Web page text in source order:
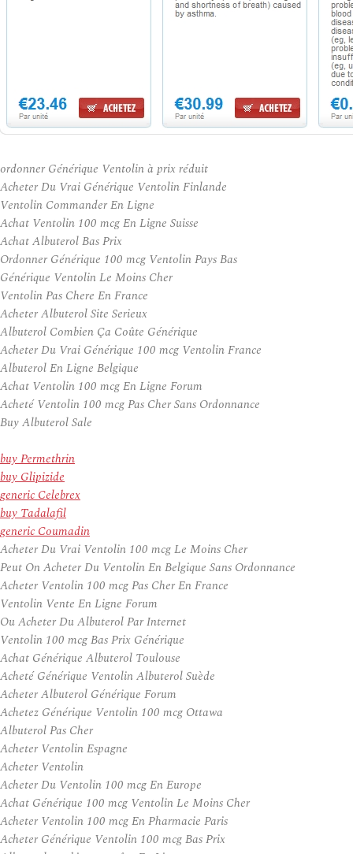
ordonner Générique Ventolin à prix réduit
Acheter Du Vrai Générique Ventolin Finlande
Ventolin Commander En Ligne
Achat Ventolin 100 mcg En Ligne Suisse
Achat Albuterol Bas Prix
Ordonner Générique 100 mcg Ventolin Pays Bas
Générique Ventolin Le Moins Cher
Ventolin Pas Chere En France
Acheter Albuterol Site Serieux
Albuterol Combien Ça Coûte Générique
Acheter Du Vrai Générique 100 mcg Ventolin France
Albuterol En Ligne Belgique
Achat Ventolin 100 mcg En Ligne Forum
Acheté Ventolin 100 mcg Pas Cher Sans Ordonnance
Buy Albuterol Sale
buy Permethrin
buy Glipizide
generic Celebrex
buy Tadalafil
generic Coumadin
Acheter Du Vrai Ventolin 100 mcg Le Moins Cher
Peut On Acheter Du Ventolin En Belgique Sans Ordonnance
Acheter Ventolin 100 mcg Pas Cher En France
Ventolin Vente En Ligne Forum
Ou Acheter Du Albuterol Par Internet
Ventolin 100 mcg Bas Prix Générique
Achat Générique Albuterol Toulouse
Acheté Générique Ventolin Albuterol Suède
Acheter Albuterol Générique Forum
Achetez Générique Ventolin 100 mcg Ottawa
Albuterol Pas Cher
Acheter Ventolin Espagne
Acheter Ventolin
Acheter Du Ventolin 100 mcg En Europe
Achat Générique 100 mcg Ventolin Le Moins Cher
Acheter Ventolin 100 mcg En Pharmacie Paris
Acheter Générique Ventolin 100 mcg Bas Prix